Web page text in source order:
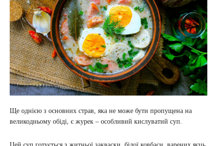
Ще однією з основних страв, яка не може бути пропущена на
великодньому обіді, є журек – особливий кислуватий суп.